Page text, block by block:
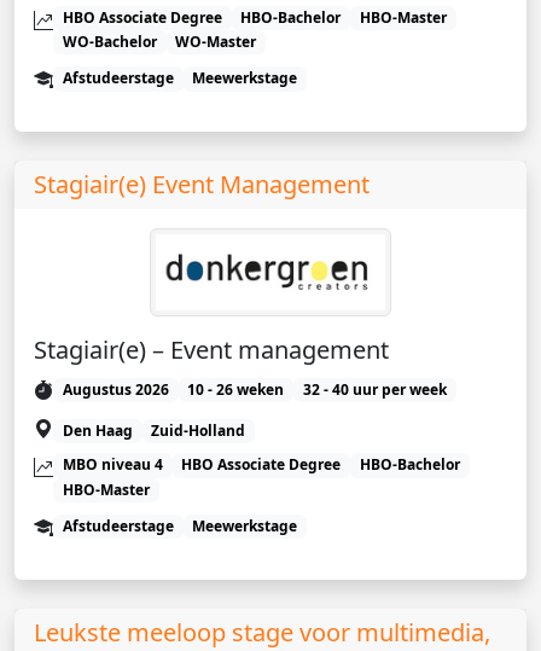
HBO Associate Degree
HBO-Bachelor
HBO-Master
WO-Bachelor
WO-Master
Afstudeerstage
Meewerkstage
Stagiair(e) Event Management
Stagiair(e) – Event management
Augustus 2026 10 - 26 weken
32 - 40 uur per week
Den Haag
Zuid-Holland
MBO niveau 4
HBO Associate Degree
HBO-Bachelor
HBO-Master
Afstudeerstage
Meewerkstage
Leukste meeloop stage voor multimedia,